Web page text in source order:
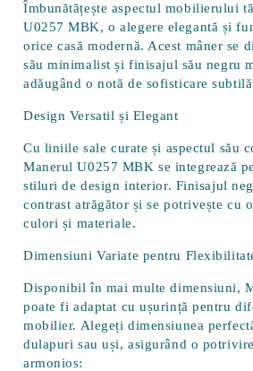
Îmbunătățește aspectul mobilierului
U0257 MBK, o alegere elegantă și
orice casă modernă. Acest mâner se
său minimalist și finisajul său negru
adăugând o notă de sofisticare
Design Versatil și Elegant
Cu liniile sale curate și aspectul său
Manerul U0257 MBK se integrează
stiluri de design interior. Finisajul
contrast atrăgător și se potrivește cu
culori și materiale.
Dimensiuni Variate pentru
Disponibil în mai multe dimensiuni,
poate fi adaptat cu ușurință pentru
mobilier. Alegeți dimensiunea
dulapuri sau uși, asigurând o
armonios: